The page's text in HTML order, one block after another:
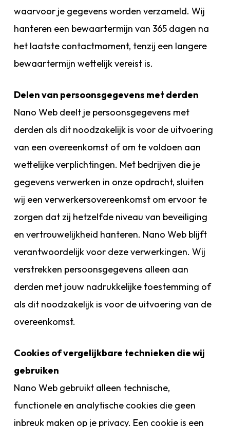
waarvoor je gegevens worden verzameld. Wij
hanteren een bewaartermijn van 365 dagen na
het laatste contactmoment, tenzij een langere
bewaartermijn wettelijk vereist is.
Delen van persoonsgegevens met derden
Nano Web deelt je persoonsgegevens met
derden als dit noodzakelijk is voor de uitvoering
van een overeenkomst of om te voldoen aan
wettelijke verplichtingen. Met bedrijven die je
gegevens verwerken in onze opdracht, sluiten
wij een verwerkersovereenkomst om ervoor te
zorgen dat zij hetzelfde niveau van beveiliging
en vertrouwelijkheid hanteren. Nano Web blijft
verantwoordelijk voor deze verwerkingen. Wij
verstrekken persoonsgegevens alleen aan
derden met jouw nadrukkelijke toestemming of
als dit noodzakelijk is voor de uitvoering van de
overeenkomst.
Cookies of vergelijkbare technieken die wij
gebruiken
Nano Web gebruikt alleen technische,
functionele en analytische cookies die geen
inbreuk maken op je privacy. Een cookie is een